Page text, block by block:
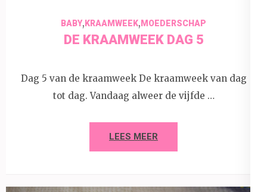
BABY, KRAAMWEEK, MOEDERSCHAP
DE KRAAMWEEK DAG 5
Dag 5 van de kraamweek De kraamweek van dag
tot dag. Vandaag alweer de vijfde …
LEES MEER